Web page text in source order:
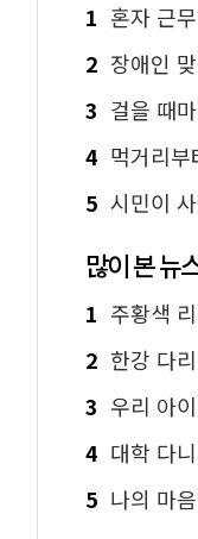
1 혼자 근무
2 장애인 맞춤형
3 걸을 때마다 아
4 먹거리부터
5 시민이 사랑한
많이 본 뉴
1 주황색 리본 따라
2 한강 다리 아
3 우리 아이 체
4 대학 다니며
5 나의 마음을 사